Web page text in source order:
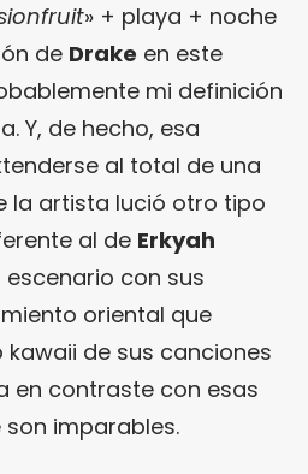
» + playa + noche
de Drake en este
mi definición
Y, de hecho, esa
al total de una
la artista lució otro tipo
al de Erkyah
escenario con sus
oriental que
kawaii de sus canciones
en contraste con esas
imparables.